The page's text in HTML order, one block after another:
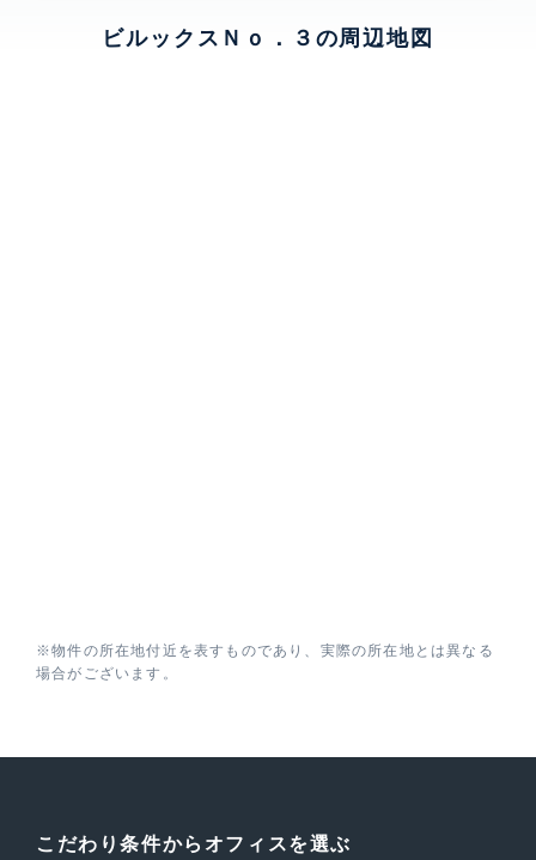
ビルックスＮｏ．３の周辺地図
※物件の所在地付近を表すものであり、実際の所在地とは異なる
場合がございます。
こだわり条件からオフィスを選ぶ